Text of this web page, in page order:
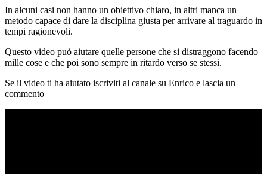
In alcuni casi non hanno un obiettivo chiaro, in altri manca un
metodo capace di dare la disciplina giusta per arrivare al traguardo in
tempi ragionevoli.
Questo video può aiutare quelle persone che si distraggono facendo
mille cose e che poi sono sempre in ritardo verso se stessi.
Se il video ti ha aiutato iscriviti al canale su Enrico e lascia un
commento